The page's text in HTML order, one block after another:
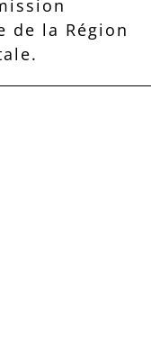
de la Région